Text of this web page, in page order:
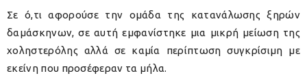
Σε ό,τι αφορούσε την ομάδα της κατανάλωσης ξηρών
δαμάσκηνων, σε αυτή εμφανίστηκε μια μικρή μείωση της
χοληστερόλης αλλά σε καμία περίπτωση συγκρίσιμη με
εκείνη που προσέφεραν τα μήλα.